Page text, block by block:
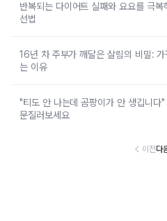
반복되는 다이어트 실패와 요요를 극
선법
16년 차 주부가 깨달은 살림의 비밀:
는 이유
"티도 안 나는데 곰팡이가 안 생깁니다
문질러보세요
이전다